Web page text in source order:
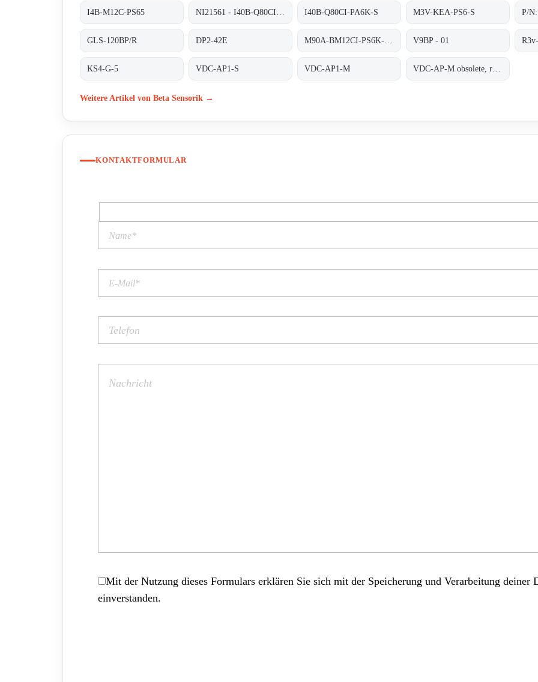
I4B-M12C-PS65 I40B-Q80CI-PA6K-S M3V-KEA-PS6-S
GLS-120BP/R DP2-42E V9BP - 01
KS4-G-5 VDC-AP1-S VDC-AP1-M
Weitere Artikel von Beta Sensorik →
KONTAKTFORMULAR
Mit der Nutzung dieses Formulars erklären Sie sich mit der Speicherung und Verarbeitung deiner
einverstanden.